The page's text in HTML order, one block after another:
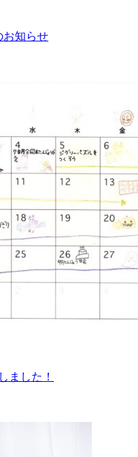
知らせ
ました！